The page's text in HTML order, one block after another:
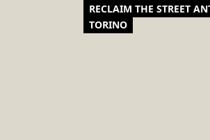
RECLAIM THE STREET
TORINO